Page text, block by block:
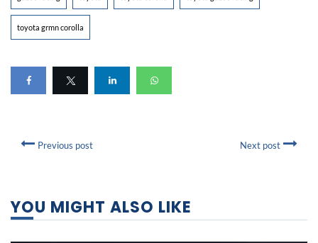
toyota grmn corolla
Previous post Next post
YOU MIGHT ALSO LIKE